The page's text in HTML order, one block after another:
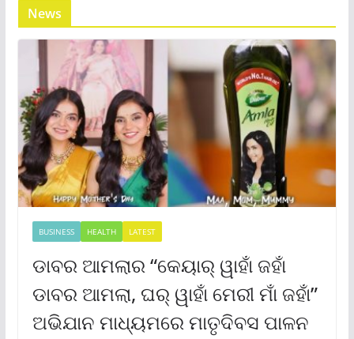
News
BUSINESS HEALTH LATEST
ଡାବର ଆମଲାର “କେୟାର୍ ୱାହାଁ ଜହାଁ
ଡାବର ଆମଲା, ଘର୍ ୱାହାଁ ମେରୀ ମାଁ ଜହାଁ”
ଅଭିଯାନ ମାଧ୍ୟମରେ ମାତୃଦିବସ ପାଳନ